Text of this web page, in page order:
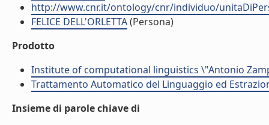
http://www.cnr.it/ontology/cnr/individuo/
FELICE DELL'ORLETTA(Persona)
Prodotto
Institute of computational linguistics \"Antonio
Trattamento Automatico del Linguaggio ed
Insieme di parole chiave di